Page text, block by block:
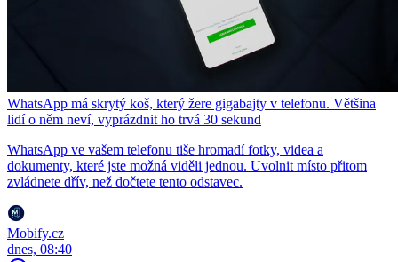
WhatsApp má skrytý koš, který žere gigabajty v telefonu. Většina
lidí o něm neví, vyprázdnit ho trvá 30 sekund
WhatsApp ve vašem telefonu tiše hromadí fotky, videa a
dokumenty, které jste možná viděli jednou. Uvolnit místo přitom
zvládnete dřív, než dočtete tento odstavec.
Mobify.cz
dnes, 08:40